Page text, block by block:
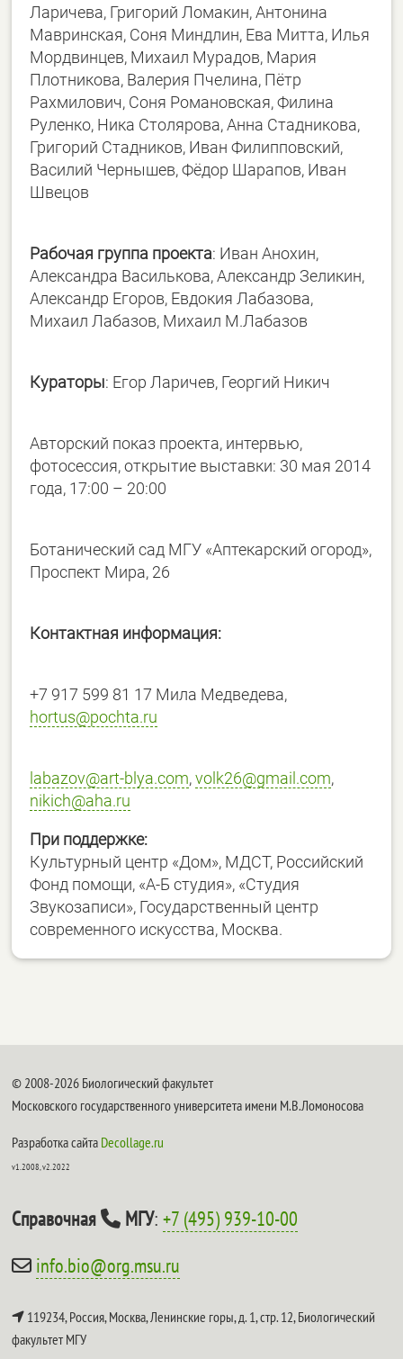
Ларичева, Григорий Ломакин, Антонина
Мавринская, Соня Миндлин, Ева Митта, Илья
Мордвинцев, Михаил Мурадов, Мария
Плотникова, Валерия Пчелина, Пётр
Рахмилович, Соня Романовская, Филина
Руленко, Ника Столярова, Анна Стадникова,
Григорий Стадников, Иван Филипповский,
Василий Чернышев, Фёдор Шарапов, Иван
Швецов
Рабочая группа проекта: Иван Анохин,
Александра Василькова, Александр Зеликин,
Александр Егоров, Евдокия Лабазова,
Михаил Лабазов, Михаил М.Лабазов
Кураторы: Егор Ларичев, Георгий Никич
Авторский показ проекта, интервью,
фотосессия, открытие выставки: 30 мая 2014
года, 17:00 – 20:00
Ботанический сад МГУ «Аптекарский огород»,
Проспект Мира, 26
Контактная информация:
+7 917 599 81 17 Мила Медведева,
hortus@pochta.ru
labazov@art-blya.com,volk26@gmail.com,
nikich@aha.ru
При поддержке:
Культурный центр «Дом», МДСТ, Российский
Фонд помощи, «А-Б студия», «Студия
Звукозаписи», Государственный центр
современного искусства, Москва.
© 2008-2026 Биологический факультет
Московского государственного университета имени М.В.Ломоносова
Разработка сайта Decollage.ru
v1.2008, v2.2022
Справочная МГУ:+7 (495) 939-10-00
info.bio@org.msu.ru
119234, Россия, Москва, Ленинские горы, д. 1, стр. 12,Биологический
факультет МГУ